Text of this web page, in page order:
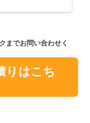
までお問い合わせく
りはこち